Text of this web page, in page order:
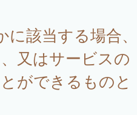
該当する場合、
又はサービスの
ができるものと